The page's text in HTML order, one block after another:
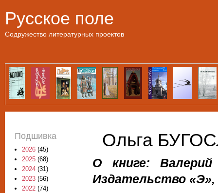
Русское поле
Содружество литературных проектов
Ольга
О книге:
Издательство «Э»,
Подшивка
2026 (45)
2025 (68)
2024 (31)
2023 (56)
2022 (74)